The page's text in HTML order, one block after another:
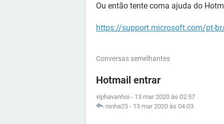
Ou então tente coma ajuda do
https://support.microsoft.com/pt-
Conversas semelhantes
Hotmail entrar
viphavanhoi - 13 mar 2020 às 02:57
ninha25 - 13 mar 2020 às 04:03